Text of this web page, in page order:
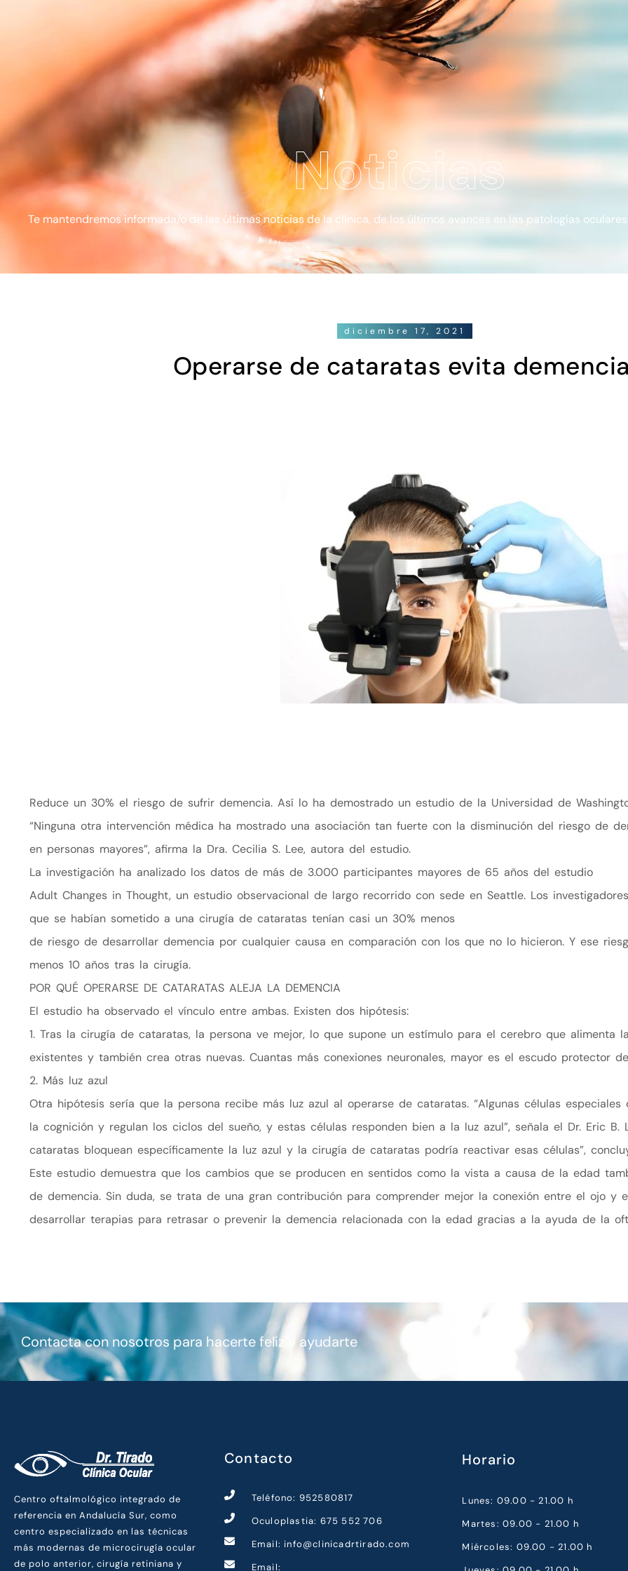
Noticias
Te mantendremos informada/o de las últimas noticias de la clínica, de los últimos avances en las patologías
diciembre 17, 2021
Operarse de cataratas evita
Reduce un 30% el riesgo de sufrir demencia. Así lo ha demostrado un estudio de la Universidad de
“Ninguna otra intervención médica ha mostrado una asociación tan fuerte con la disminución del riesgo de
en personas mayores”, afirma la Dra. Cecilia S. Lee, autora del estudio.
La investigación ha analizado los datos de más de 3.000 participantes mayores de 65 años del estudio
Adult Changes in Thought, un estudio observacional de largo recorrido con sede en Seattle. Los
que se habían sometido a una cirugía de cataratas tenían casi un 30% menos
de riesgo de desarrollar demencia por cualquier causa en comparación con los que no lo hicieron. Y ese
menos 10 años tras la cirugía.
POR QUÉ OPERARSE DE CATARATAS ALEJA LA DEMENCIA
El estudio ha observado el vínculo entre ambas. Existen dos hipótesis:
1. Tras la cirugía de cataratas, la persona ve mejor, lo que supone un estímulo para el cerebro que alimenta
existentes y también crea otras nuevas. Cuantas más conexiones neuronales, mayor es el escudo protector
2. Más luz azul
Otra hipótesis sería que la persona recibe más luz azul al operarse de cataratas. “Algunas células
la cognición y regulan los ciclos del sueño, y estas células responden bien a la luz azul”, señala el Dr. Eric B.
cataratas bloquean específicamente la luz azul y la cirugía de cataratas podría reactivar esas células”,
Este estudio demuestra que los cambios que se producen en sentidos como la vista a causa de la edad
de demencia. Sin duda, se trata de una gran contribución para comprender mejor la conexión entre el ojo y
desarrollar terapias para retrasar o prevenir la demencia relacionada con la edad gracias a la ayuda de la
Contacta con nosotros para hacerte feliz y ayudarte
Centro oftalmológico integrado de
referencia en Andalucía Sur, como
centro especializado en las técnicas
más modernas de microcirugía ocular
de polo anterior, cirugía retiniana y
Contacto
Teléfono: 952580817
Oculoplastia: 675 552 706
Email: info@clinicadrtirado.com
Email:
Horario
Lunes: 09.00 - 21.00 h
Martes: 09.00 - 21.00 h
Miércoles: 09.00 - 21.00 h